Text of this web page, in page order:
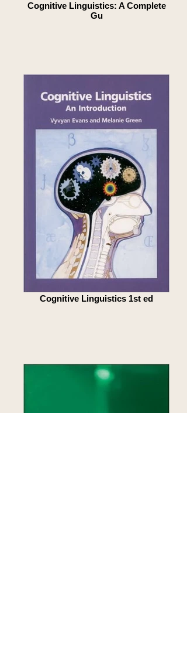
Cognitive Linguistics: A Complete
Gu
Cognitive Linguistics 1st ed